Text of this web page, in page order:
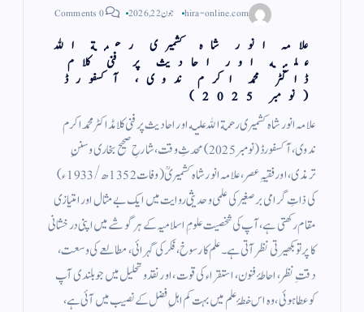
hira-online.com جون 22, 2026 0 Comments
علامہ انور شاہ کشمیری رحمة الله
عليه اور احادیث پر فنی کلام
ڈاکٹر محمد اکرم ندوی، آكسفورڈ
(نومبر 2025)
علامہ انور شاہ کشمیری رحمة الله عليه اور احادیث پر فنی کلامڈاکٹر محمد اکرم
ندوی، آكسفورڈ (نومبر 2025) محدثِ وقت، شارحِ صحیح بخاری وسننِ
ترمذی، اور فقیہِ عصر، علامہ انور شاہ کشمیریؒ (وفات 1352ھ/1933ء)
کی ذاتِ گرامی برصغیر کی علمی و حدیثی روایت میں ایک بے مثال اور امتیازی
مقام رکھتی ہے، آپ کی شخصیت علومِ اسلامیہ کے ہر گوشے میں اپنی درخشانی
کا پرتو بکھیرتی نظر آتی ہے۔ علم کا رسوخ، فکر کی گہرائی، مطالعے کی وسعت،
دقتِ نظر، احاطۂ فنون، استقراء کی قوت، اور نقد و تحلیل میں جو بلندی آپ
کو عطا ہوئی، وہ اس خطۂ علم میں بہت کم اہلِ فضل کے نصیب میں آئی ہے،